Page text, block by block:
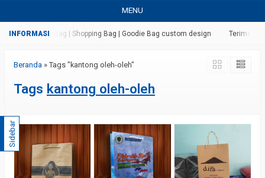
MENU
| Paper Bag | Shopping Bag | Goodie Bag custom design Terima
Beranda » Tags "kantong oleh-oleh"
Tags kantong oleh-oleh
Sidebar